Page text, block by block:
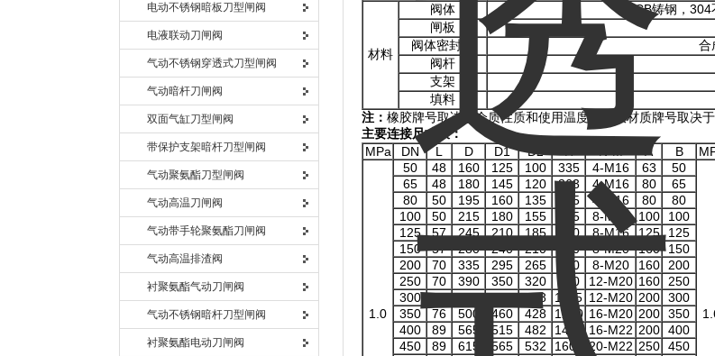
电动不锈钢暗板刀型闸阀
电液联动刀闸阀
气动不锈钢穿透式刀型闸阀
气动暗杆刀闸阀
双面气缸刀型闸阀
带保护支架暗杆刀型闸阀
气动聚氨酯刀型闸阀
气动高温刀闸阀
气动带手轮聚氨酯刀闸阀
气动高温排渣阀
衬聚氨酯气动刀闸阀
气动不锈钢暗杆刀型闸阀
衬聚氨酯电动刀闸阀
材料
阀体
WCB铸钢，
闸板
阀体密封圈
合
阀杆
支架
填料
注： 橡胶牌号取决于介质性质和使用温度；闸板材质牌号取决于
主要连接尺寸表：
MPa
DN L D D1 D2 A B
1.0
50 48 160 125 100 335 4-M16 63 50
65
48 180 145 120 363 4-M16 80 65
80
50 195 160 135 395 4-M16 80 80
100
50 215 180 155 465 8-M16 100 100
125
57 245 210 185 530 8-M16 125 125
150
57 280 240 210 630 8-M20 160 150
200
70 335 295 265 750 8-M20 160 200
250
70 390 350 320 900 12-M20 160 250
300
76 440 400 368 1125 12-M20 200 300
350
76 500 460 428 1260 16-M20 200 350
400
89 565 515 482 1450 16-M22 200 400
450
89 615 565 532 1600 20-M22 250 450